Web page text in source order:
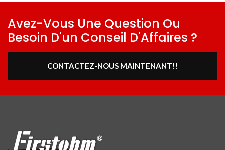
Avez-Vous Une Question Ou
Besoin D'un Conseil D'Affaires ?
CONTACTEZ-NOUS MAINTENANT!!